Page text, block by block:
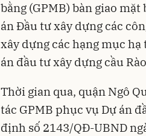
bằng (GPMB) bàn giao
án Đầu tư xây dựng các
xây dựng các hạng mục
án đầu tư xây dựng cầu
Thời gian qua, quận Ngô
tác GPMB phục vụ Dự án
định số 2143/QĐ-UBND